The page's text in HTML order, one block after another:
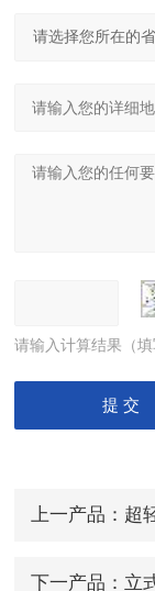
请输入计算结果（
上一产品： 超
下一产品： 立